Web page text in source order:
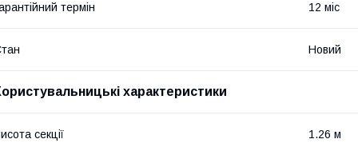
термін 12 міс
Новий
характеристики
секції 1.26 м